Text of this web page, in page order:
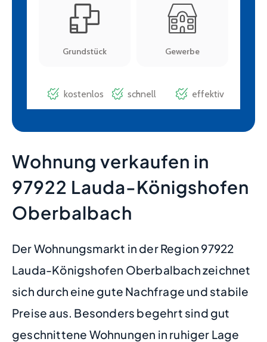
Wohnung verkaufen in
97922 Lauda-Königshofen
Oberbalbach
Der Wohnungsmarkt in der Region 97922
Lauda-Königshofen Oberbalbach zeichnet
sich durch eine gute Nachfrage und stabile
Preise aus. Besonders begehrt sind gut
geschnittene Wohnungen in ruhiger Lage